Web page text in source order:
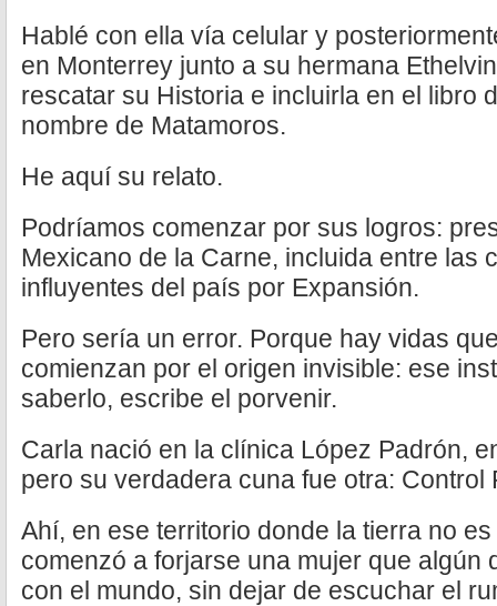
Hablé con ella vía celular y
en Monterrey junto a su hermana
rescatar su Historia e incluirla en el libro
nombre de Matamoros.
He aquí su relato.
Podríamos comenzar por sus logros:
Mexicano de la Carne, incluida entre las
influyentes del país por Expansión.
Pero sería un error. Porque hay vidas
comienzan por el origen invisible: ese
saberlo, escribe el porvenir.
Carla nació en la clínica López Padrón,
pero su verdadera cuna fue otra: Control
Ahí, en ese territorio donde la tierra no
comenzó a forjarse una mujer que algún
con el mundo, sin dejar de escuchar el